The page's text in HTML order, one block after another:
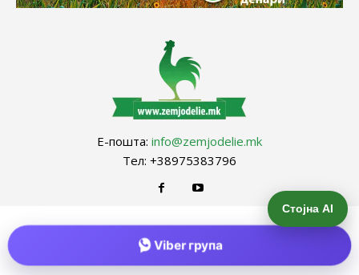
Е-пошта: info@zemjodelie.mk
Тел: +38975383796
Стојна AI
Viber група